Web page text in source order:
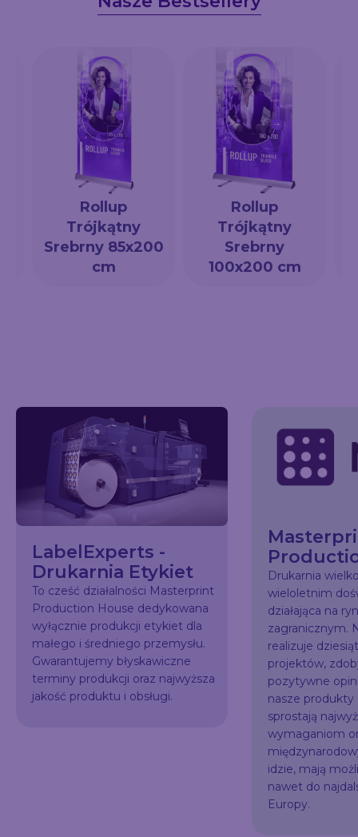
Rollup
Trójkątny
Srebrny 85x200
cm
Rollup
Trójkątny
Srebrny
100x200 cm
LabelExperts -
Drukarnia Etykiet
To cześć działalności Masterprint
Production House dedykowana
wyłącznie produkcji etykiet dla
małego i średniego przemysłu.
Gwarantujemy błyskawiczne
terminy produkcji oraz najwyższa
jakość produktu i obsługi.
Drukarnia
wieloletnim
działająca na
zagranicznym.
realizuje
projektów,
pozytywne
nasze
sprostają
wymaganiom
idzie, mają
nawet do
Europy.